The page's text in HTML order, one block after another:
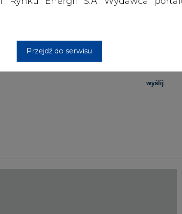
Przejdź do serwisu
Przesłanie komentarza oznacza akceptację zasad korzystania
wyślij